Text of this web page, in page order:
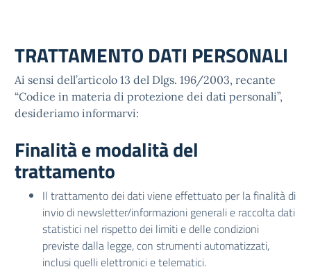
TRATTAMENTO DATI PERSONALI
Ai sensi dell’articolo 13 del Dlgs. 196/2003, recante
“Codice in materia di protezione dei dati personali”,
desideriamo informarvi:
Finalità e modalità del
trattamento
Il trattamento dei dati viene effettuato per la finalità di
invio di newsletter/informazioni generali e raccolta dati
statistici nel rispetto dei limiti e delle condizioni
previste dalla legge, con strumenti automatizzati,
inclusi quelli elettronici e telematici.